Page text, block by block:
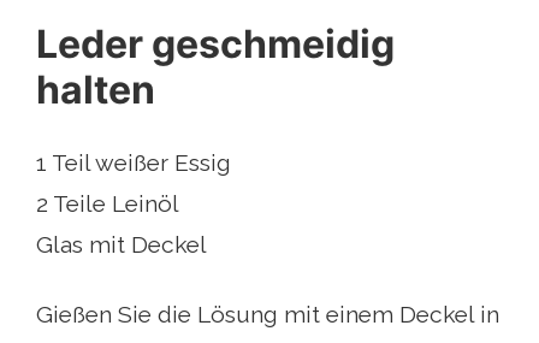
Leder geschmeidig
halten
1 Teil weißer Essig
2 Teile Leinöl
Glas mit Deckel
Gießen Sie die Lösung mit einem Deckel in